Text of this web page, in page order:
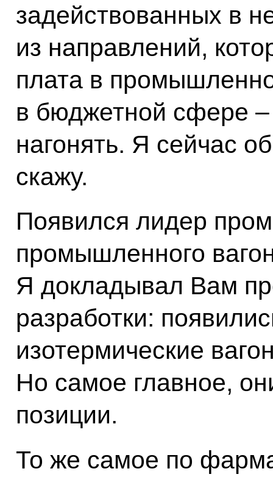
задействованных в
из направлений,
плата в
в бюджетной сфере
нагонять. Я сейчас
скажу.
Появился лидер
промышленного
Я докладывал Вам
разработки:
изотермические
Но самое главное,
позиции.
То же самое по